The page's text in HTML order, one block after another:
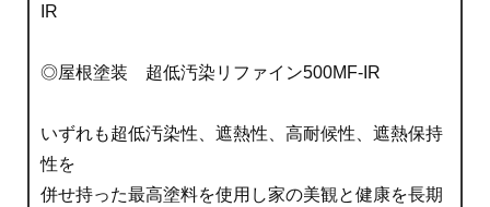
IR
◎屋根塗装 超低汚染リファイン500MF-IR
いずれも超低汚染性、遮熱性、高耐候性、遮熱保持
性を
併せ持った最高塗料を使用し家の美観と健康を長期